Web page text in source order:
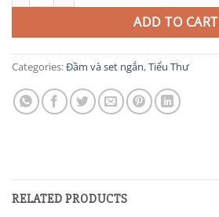
ADD TO CART
Categories:Đầm và set ngắn,Tiểu Thư
RELATED PRODUCTS